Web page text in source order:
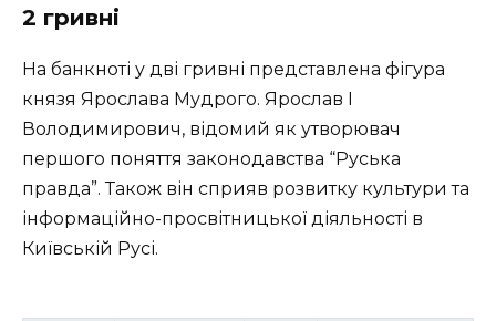
2 гривні
На банкноті у дві гривні представлена фігура
князя Ярослава Мудрого. Ярослав I
Володимирович, відомий як утворювач
першого поняття законодавства “Руська
правда”. Також він сприяв розвитку культури та
інформаційно-просвітницької діяльності в
Київській Русі.